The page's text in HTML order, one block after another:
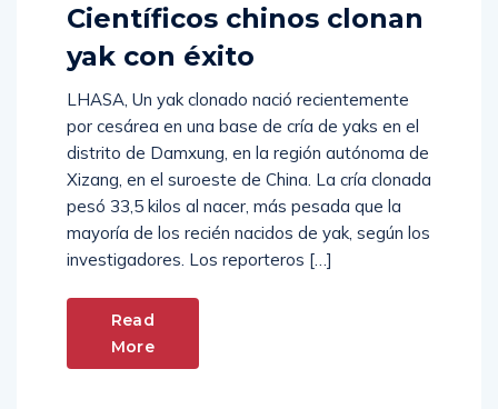
Científicos chinos clonan
yak con éxito
LHASA, Un yak clonado nació recientemente
por cesárea en una base de cría de yaks en el
distrito de Damxung, en la región autónoma de
Xizang, en el suroeste de China. La cría clonada
pesó 33,5 kilos al nacer, más pesada que la
mayoría de los recién nacidos de yak, según los
investigadores. Los reporteros […]
Read
More